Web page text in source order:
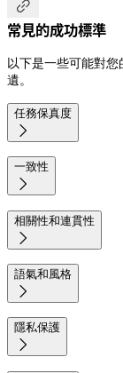

常見的成功標準
以下是一些可能對
遺。
任務保真度

一致性

相關性和連貫性

語氣和風格

隱私保護
